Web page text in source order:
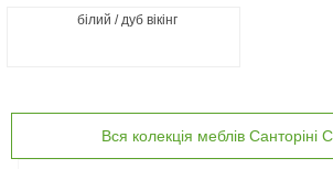
білий / дуб вікінг
Вся колекція меблів Санторіні